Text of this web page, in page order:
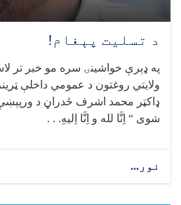
د تسلیت پېغام!
په ډېرې خواشینۍ سره مو خبر تر
ولایتي روغتون د عمومي داخلې
ډاکټر محمد اشرف ځدراڼ د
شوی “ اِنَّا لله و اِنَّا اِلیهِ. . .
نور...